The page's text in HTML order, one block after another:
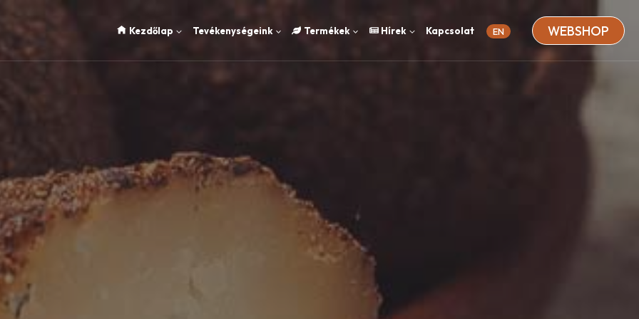
Kezdőlap Tevékenységeink Termékek Hírek Kapcsolat EN WEBSHOP